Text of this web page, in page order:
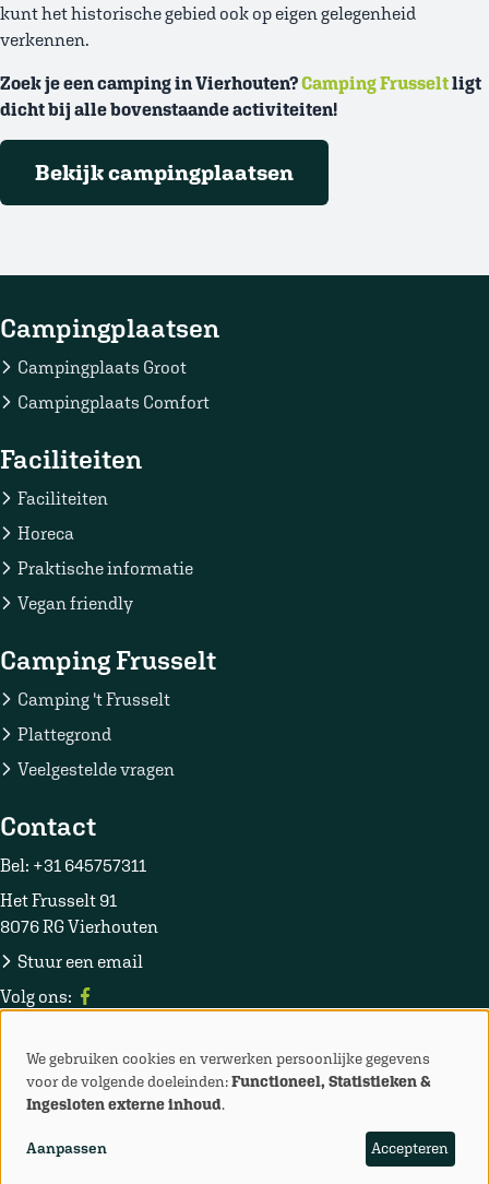
kunt het historische gebied ook op eigen gelegenheid
verkennen.
Zoek je een camping in Vierhouten?Camping Frusseltligt
dicht bij alle bovenstaande activiteiten!
Bekijk campingplaatsen
Campingplaatsen
Campingplaats Groot
Campingplaats Comfort
Faciliteiten
Faciliteiten
Horeca
Praktische informatie
Vegan friendly
Camping Frusselt
Camping 't Frusselt
Plattegrond
Veelgestelde vragen
Contact
Bel: +31 645757311
Het Frusselt 91
8076 RG Vierhouten
Stuur een email
Volg ons:
© 2026 Camping Frusselt
Voorwaarden
Verhuurplatform door
Gebruik
van
persoonlijke
We gebruiken cookies en verwerken persoonlijke gegevens
voor de volgende doeleinden:Functioneel, Statistieken &
Ingesloten externe inhoud.
Aanpassen Accepteren